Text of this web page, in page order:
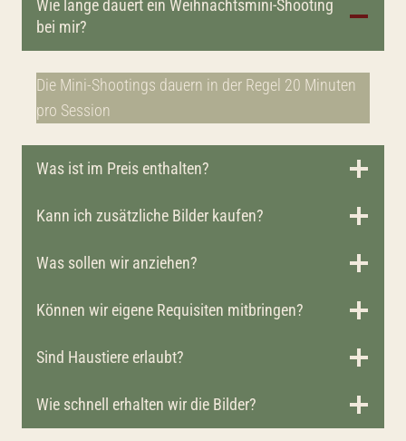
Wie lange dauert ein Weihnachtsmini-Shooting
bei mir?
Die Mini-Shootings dauern in der Regel 20 Minuten
pro Session
Was ist im Preis enthalten?
Kann ich zusätzliche Bilder kaufen?
Was sollen wir anziehen?
Können wir eigene Requisiten mitbringen?
Sind Haustiere erlaubt?
Wie schnell erhalten wir die Bilder?